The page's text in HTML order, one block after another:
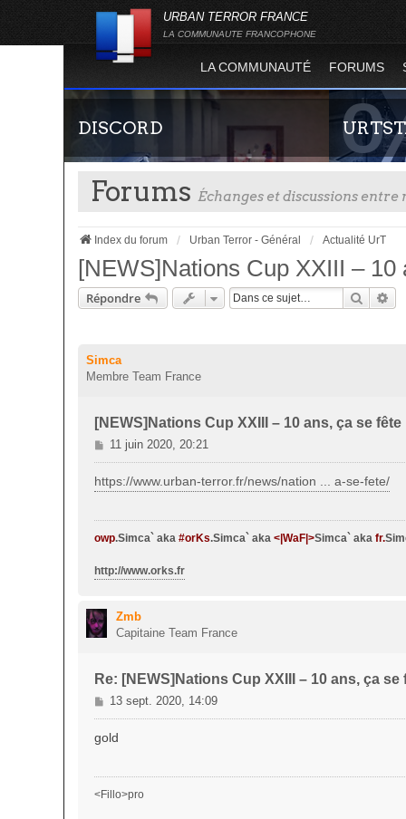
URBAN TERROR FRANCE
LA COMMUNAUTE FRANCOPHONE
LA COMMUNAUTÉ FORUMS
DISCORD
Rejoignez-nous sur le discord Urban Terror
Forums Échanges et discussions
Index du forum Urban Terror - Général Actualité UrT
[NEWS]Nations Cup XXIII – 10
Répondre
Simca
Membre Team France
[NEWS]Nations Cup XXIII – 10 ans, ça se fête
M
e
s
s
g
e
11 juin 2020, 20:21
https://www.urban-terror.fr/news/nation ... a-se-fete/
owp.Simca` aka #orKs.Simca` aka <|WaF|>Simca` aka fr.
http://www.orks.fr
Zmb
Capitaine Team France
Re: [NEWS]Nations Cup XXIII – 10 ans, ça se
M
e
s
g
e
13 sept. 2020, 14:09
gold
<Fillo>pro